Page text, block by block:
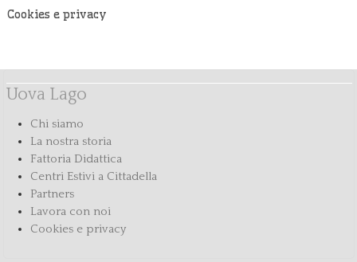
Cookies e privacy
Uova Lago
Chi siamo
La nostra storia
Fattoria Didattica
Centri Estivi a Cittadella
Partners
Lavora con noi
Cookies e privacy